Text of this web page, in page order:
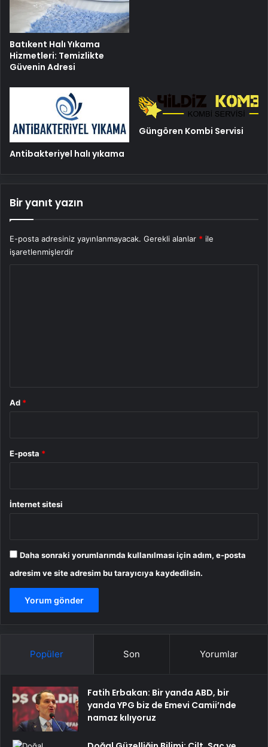
Batıkent Halı Yıkama
Hizmetleri: Temizlikte
Güvenin Adresi
Antibakteriyel halı yıkama
Güngören Kombi Servisi
Bir yanıt yazın
E-posta adresiniz yayınlanmayacak. Gerekli alanlar * ile
işaretlenmişlerdir
Ad *
E-posta *
İnternet sitesi
Daha sonraki yorumlarımda kullanılması için adım, e-posta
adresim ve site adresim bu tarayıcıya kaydedilsin.
Popüler Son Yorumlar
Fatih Erbakan: Bir yanda ABD, bir
yanda YPG biz de Emevi Camii’nde
namaz kılıyoruz